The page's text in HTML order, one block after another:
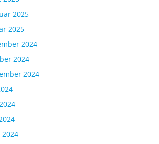
2025
2025
2024
2024
2024